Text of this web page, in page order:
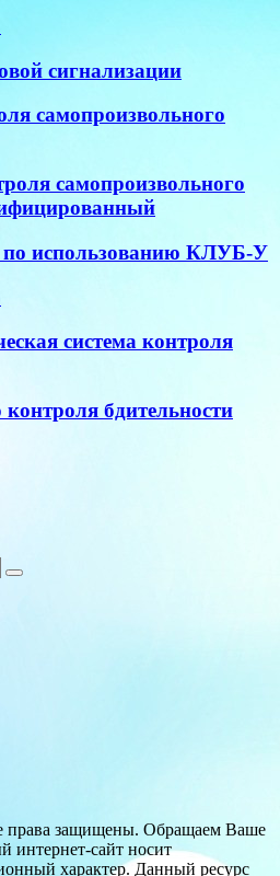
сигнализации
самопроизвольного
самопроизвольного
использованию КЛУБ-У
система контроля
бдительности
права защищены. Обращаем Ваше
интернет-сайт носит
характер. Данный ресурс